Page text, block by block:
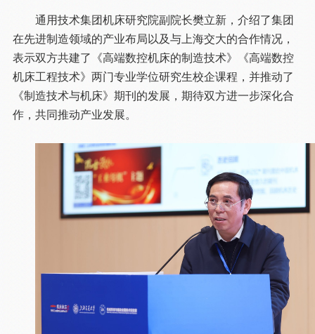
通用技术集团机床研究院副院长樊立新，介绍了集团
在先进制造领域的产业布局以及与上海交大的合作情况，
表示双方共建了《高端数控机床的制造技术》《高端数控
机床工程技术》两门专业学位研究生校企课程，并推动了
《制造技术与机床》期刊的发展，期待双方进一步深化合
作，共同推动产业发展。